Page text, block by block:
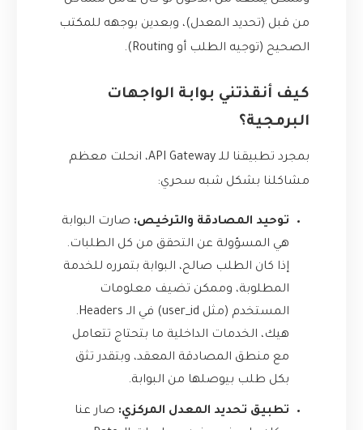
من قبل (تحديد المعدل)، وبعدين بوجهه للمكتب
الصحيح (توجيه الطلب أو Routing).
كيف أنقذتني بوابة الواجهات
البرمجية؟
بمجرد تطبيقنا للـ API Gateway، انحلت معظم
مشاكلنا بشكل شبه سحري:
توحيد المصادقة والترخيص: صارت البوابة
هي المسؤولة عن التحقق من كل الطلبات.
إذا كان الطلب صالح، البوابة بتمرره للخدمة
المطلوبة، وممكن تضيف معلومات
المستخدم (مثل user_id) في الـ Headers.
هيك، الخدمات الداخلية ما بتحتاج تتعامل
مع منطق المصادقة المعقد، وبتقدر تثق
بكل طلب بيوصلها من البوابة.
تطبيق تحديد المعدل المركزي: صار عنا